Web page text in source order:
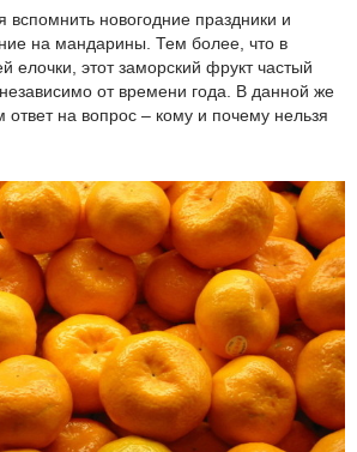
новогодние праздники и
на мандарины. Тем более, что в
елочки, этот заморский фрукт частый
от времени года. В данной же
на вопрос – кому и почему нельзя